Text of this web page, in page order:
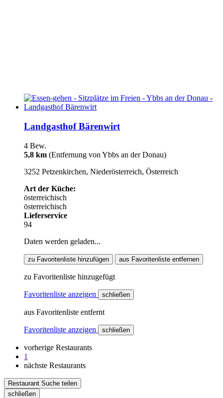
Landgasthof Bärenwirt
4 Bew.
5,8 km (Entfernung von Ybbs an der Donau)
3252 Petzenkirchen, Niederösterreich, Österreich
Art der Küche:
österreichisch
österreichisch
Lieferservice
94
Daten werden geladen...
zu Favoritenliste hinzufügen aus Favoritenliste entfernen
zu Favoritenliste hinzugefügt
Favoritenliste anzeigen schließen
aus Favoritenliste entfernt
Favoritenliste anzeigen schließen
vorherige Restaurants
1
nächste Restaurants
Restaurant Suche teilen
schließen